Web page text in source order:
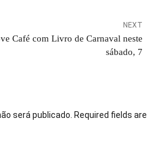
NEXT
Café com Livro de Carnaval neste
sábado, 7
será publicado. Required fields are